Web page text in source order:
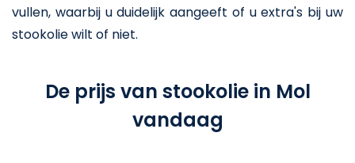
vullen, waarbij u duidelijk aangeeft of u extra's bij uw
stookolie wilt of niet.
De prijs van stookolie in Mol
vandaag